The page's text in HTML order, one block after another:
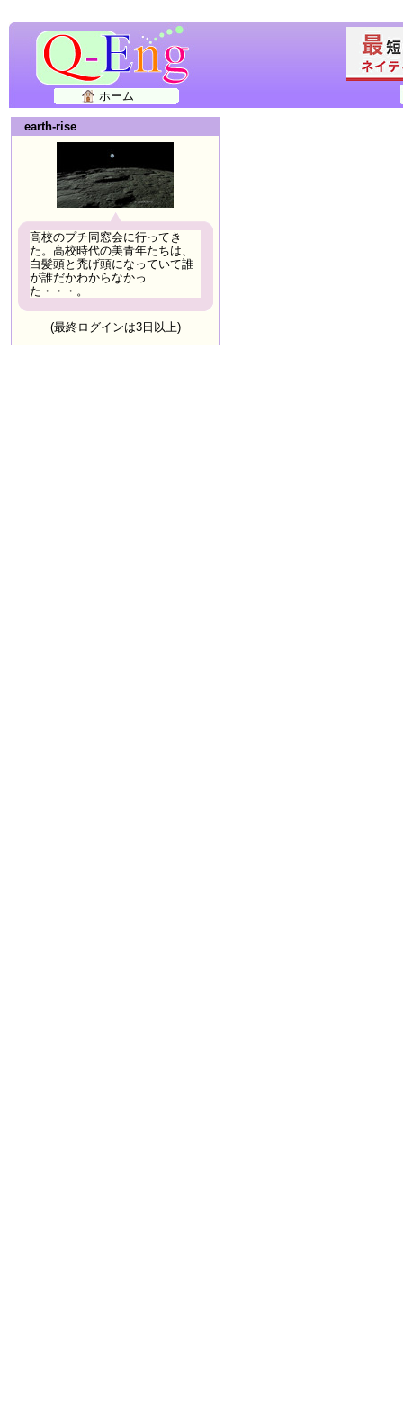
ホーム
earth-rise
高校のプチ同窓会に行ってき
た。高校時代の美青年たちは、
白髪頭と禿げ頭になっていて誰
が誰だかわからなかっ
た・・・。
(最終ログインは3日以上)